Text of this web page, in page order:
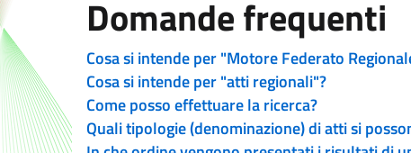
Domande frequenti
Cosa si intende per "Motore Federato
Cosa si intende per "atti regionali"?
Come posso effettuare la ricerca?
Quali tipologie (denominazione) di atti si